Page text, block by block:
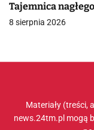
Tajemnica
8 sierpnia 2026
Materiały (treści,
news.24tm.pl mogą